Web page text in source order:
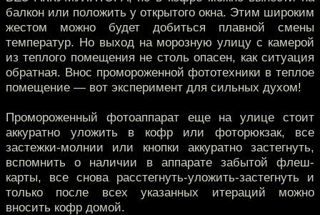
балкон или положить у открытого окна. Этим широким
жестом можно будет добиться плавной смены
температур. Но выход на морозную улицу с камерой
из теплого помещения не столь опасен, как ситуация
обратная. Внос промороженной фототехники в теплое
помещение — вот эксперимент для сильных духом!
Промороженный фотоаппарат еще на улице стоит
аккуратно уложить в кофр или фоторюкзак, все
застежки-молнии или кнопки аккуратно застегнуть,
вспомнить о наличии в аппарате забытой флеш-
карты, все снова расстегнуть-уложить-застегнуть и
только после всех указанных итераций можно
вносить кофр домой.